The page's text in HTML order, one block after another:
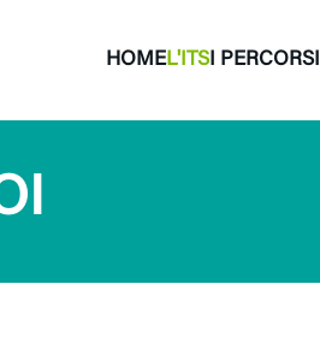
HOMEL'ITSI PERCORSI